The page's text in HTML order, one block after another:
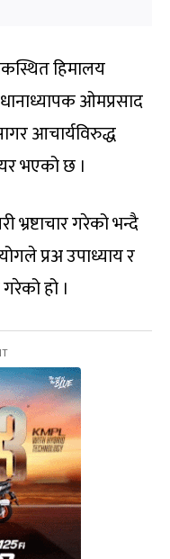
हिमालय
ओमप्रसाद
आचार्यविरुद्ध
भएको छ ।
भ्रष्टाचार गरेको भन्दै
प्रअ उपाध्याय र
हो ।